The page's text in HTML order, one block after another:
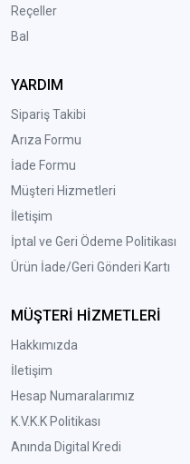
Reçeller
Bal
YARDIM
Sipariş Takibi
Arıza Formu
İade Formu
Müşteri Hizmetleri
İletişim
İptal ve Geri Ödeme Politikası
Ürün İade/Geri Gönderi Kartı
MÜŞTERİ HİZMETLERİ
Hakkımızda
İletişim
Hesap Numaralarımız
K.V.K.K Politikası
Anında Digital Kredi